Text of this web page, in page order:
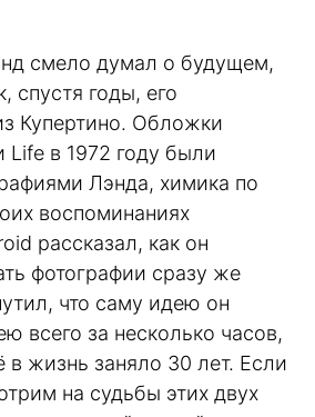
смело думал о будущем,
спустя годы, его
Купертино. Обложки
Life в 1972 году были
Лэнда, химика по
воспоминаниях
рассказал, как он
фотографии сразу же
что саму идею он
всего за несколько часов,
в жизнь заняло 30 лет. Если
на судьбы этих двух